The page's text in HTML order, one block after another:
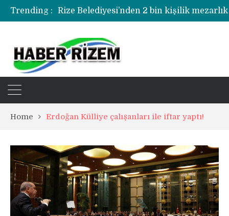
Trending :
Rize’de uyuşturucu operasyonunda 1
Home Erdoğan Külliye çalışanları ile iftar yaptı!